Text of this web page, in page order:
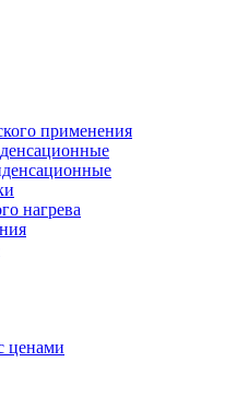
применения
нагрева
ценами